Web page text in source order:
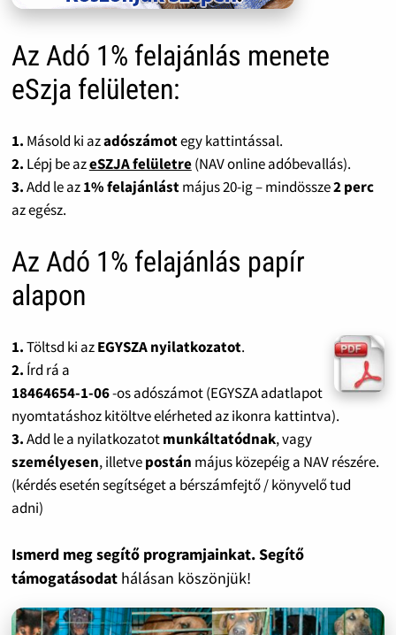
Az Adó 1% felajánlás menete
eSzja felületen:
1. Másold ki azadószámotegy kattintással.
2. Lépj be azeSZJA felületre(NAV online adóbevallás).
3.Add le az1% felajánlástmájus 20-ig – mindössze2 perc
az egész.
Az Adó 1% felajánlás papír
alapon
1.Töltsd ki azEGYSZA nyilatkozatot.
2. Írd rá a
18464654-1-06-os adószámot (EGYSZA adatlapot
nyomtatáshoz kitöltve elérheted az ikonra kattintva).
3.Add le a nyilatkozatotmunkáltatódnak, vagy
személyesen, illetvepostán május közepéig a NAV részére.
(kérdés esetén segítséget a bérszámfejtő / könyvelő tud
adni)
Ismerd meg segítő programjainkat. Segítő
támogatásodat hálásan köszönjük!